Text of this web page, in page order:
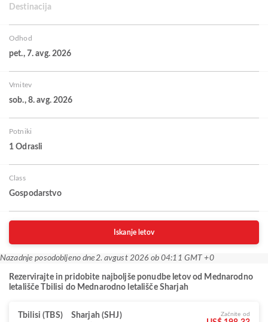
Destinacija
Odhod
pet., 7. avg. 2026
Vrnitev
sob., 8. avg. 2026
Potniki
1 Odrasli
Class
Gospodarstvo
Iskanje letov
Nazadnje posodobljeno dne2. avgust 2026 ob 04:11 GMT +0
Rezervirajte in pridobite najboljše ponudbe letov od Mednarodno
letališče Tbilisi do Mednarodno letališče Sharjah
Tbilisi (TBS) Sharjah (SHJ) Začnite od